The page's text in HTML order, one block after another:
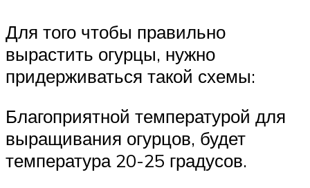
Для того чтобы правильно
вырастить огурцы, нужно
придерживаться такой схемы:
Благоприятной температурой для
выращивания огурцов, будет
температура 20-25 градусов.